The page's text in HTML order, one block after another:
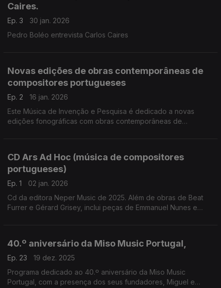
Caires.
Ep. 3
30 jan. 2026
Pedro Boléo entrevista Carlos Caires
Novas edições de obras contemporâneas de
compositores portugueses
Ep. 2
16 jan. 2026
Este Música de Invenção e Pesquisa é dedicado a novas
edições fonográficas com obras contemporâneas de
CD Ars Ad Hoc (música de compositores
portugueses)
Ep. 1
02 jan. 2026
Cd da editora Neper Music de 2025. Além de obras de Beat
Furrer e Gérard Grisey, inclui peças de Emmanuel Nunes e
40.º aniversário da Miso Music Portugal,
Ep. 23
19 dez. 2025
Programa dedicado ao 40.º aniversário da Miso Music
Portugal, com a presença dos seus fundadores, Miguel e